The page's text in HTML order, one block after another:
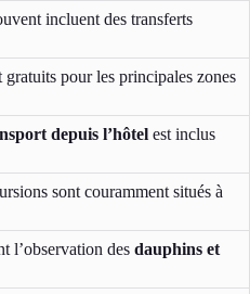
incluent des transferts
gratuits pour les principales zones
depuis l’hôtel est inclus
sont couramment situés à
l’observation des dauphins et